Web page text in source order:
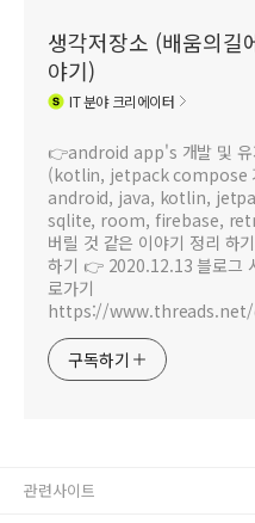
생각저장소 (배움의길
야기)
IT분야 크리에이터
👉android app's 개발 및 유
(kotlin, jetpack compose
android, java, kotlin,
sqlite, room, firebase,
버릴 것 같은 이야기 정리 하
하기 👉 2020.12.13 블로그
로가기
https://
구독하기
관련사이트